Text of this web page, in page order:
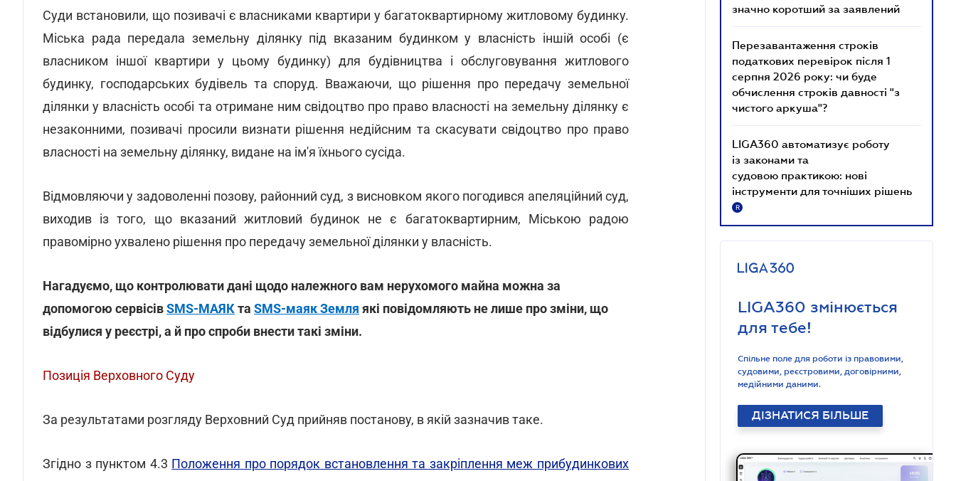
Суди встановили, що позивачі є власниками квартири у багатоквартирному житловому будинку.
Міська рада передала земельну ділянку під вказаним будинком у власність іншій особі (є
власником іншої квартири у цьому будинку) для будівництва і обслуговування житлового
будинку, господарських будівель та споруд. Вважаючи, що рішення про передачу земельної
ділянки у власність особі та отримане ним свідоцтво про право власності на земельну ділянку є
незаконними, позивачі просили визнати рішення недійсним та скасувати свідоцтво про право
власності на земельну ділянку, видане на ім'я їхнього сусіда.
Відмовляючи у задоволенні позову, районний суд, з висновком якого погодився апеляційний суд,
виходив із того, що вказаний житловий будинок не є багатоквартирним, Міською радою
правомірно ухвалено рішення про передачу земельної ділянки у власність.
Нагадуємо, що контролювати дані щодо належного вам нерухомого майна можна за
допомогою сервісівSMS-МАЯК та SMS-маяк Земля які повідомляють не лише про зміни, що
відбулися у реєстрі, а й про спроби внести такі зміни.
Позиція Верховного Суду
За результатами розгляду Верховний Суд прийняв постанову, в якій зазначив таке.
Згідно з пунктом 4.3 Положення про порядок встановлення та закріплення меж прибудинкових
значно коротший за заявлений
Перезавантаження строків
податкових перевірок після 1
серпня 2026 року: чи буде
обчислення строків давності "з
чистого аркуша"?
LIGA360 автоматизує роботу
із законами та
судовою практикою: нові
інструменти для точніших рішень
R
LIGA360 змінюється
для тебе!
Спільне поле для роботи із правовими,
судовими, реєстровими, договірними,
медійними даними.
ДІЗНАТИСЯ БІЛЬШЕ